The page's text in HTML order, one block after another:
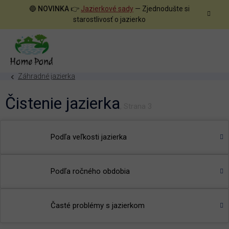
🔵 NOVINKA 👉 Jazierkové sady — Zjednodušte si
starostlivosť o jazierko
Záhradné jazierka
Čistenie jazierka
Podľa veľkosti jazierka
Podľa ročného obdobia
Časté problémy s jazierkom